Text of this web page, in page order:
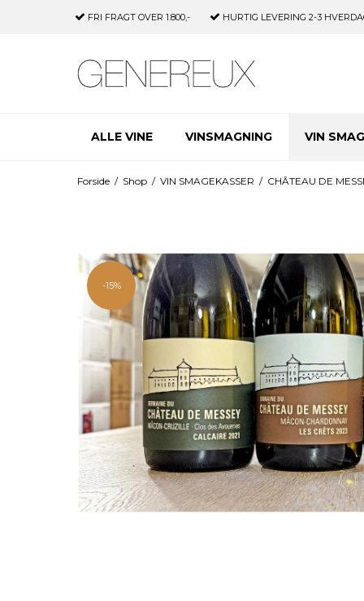
FRI FRAGT OVER 1.800,- HURTIG LEVERING 2-3
ALLE VINE VINSMAGNING VIN
Forside / Shop / VIN SMAGEKASSER / CHÂTEAU DE
-15%